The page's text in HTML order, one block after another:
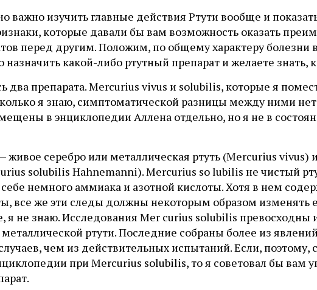
важно изучить главные действия Ртути вообще и
которые давали бы вам возможность оказать
перед другим. Положим, по общему характеру болезни
какой-либо ртутный препарат и желаете знать,
препарата. Mercurius vivus и solubilis, которые я
я знаю, симптоматической разницы между ними
в энциклопедии Аллена отдельно, но я не в
живое серебро или металлическая ртуть (Mercurius vivus)
solubilis Hahnemanni). Mercurius so lubilis не чистый
немного аммиака и азотной кислоты. Хотя в нем
все же эти следы должны некоторым образом изменять
я не знаю. Исследования Mer curius solubilis превосходны
ртути. Последние собраны более из
чем из действительных испытаний. Если,
при Mercurius solubilis, то я советовал бы вам